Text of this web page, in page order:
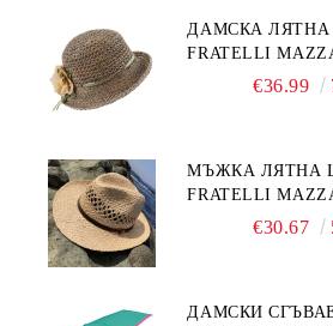
ДАМСКА
FRATELLI
НАТУРАЛЕН/
€36.99
МЪЖКА ЛЯТНА
FRATELLI
НАТУРАЛЕН
€30.67
ДАМСКИ